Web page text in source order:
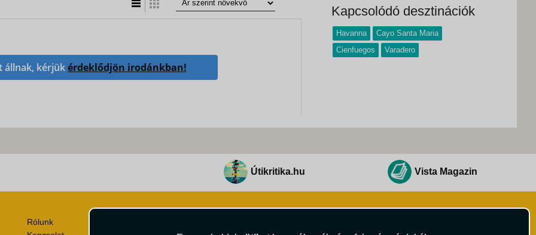
állnak, kérjükérdeklődjön irodánkban!
Kapcsolódó desztinációk
Havanna
Cayo Santa Maria
Cienfuegos
Varadero
Útikritika.hu Vista Magazin
Rólunk